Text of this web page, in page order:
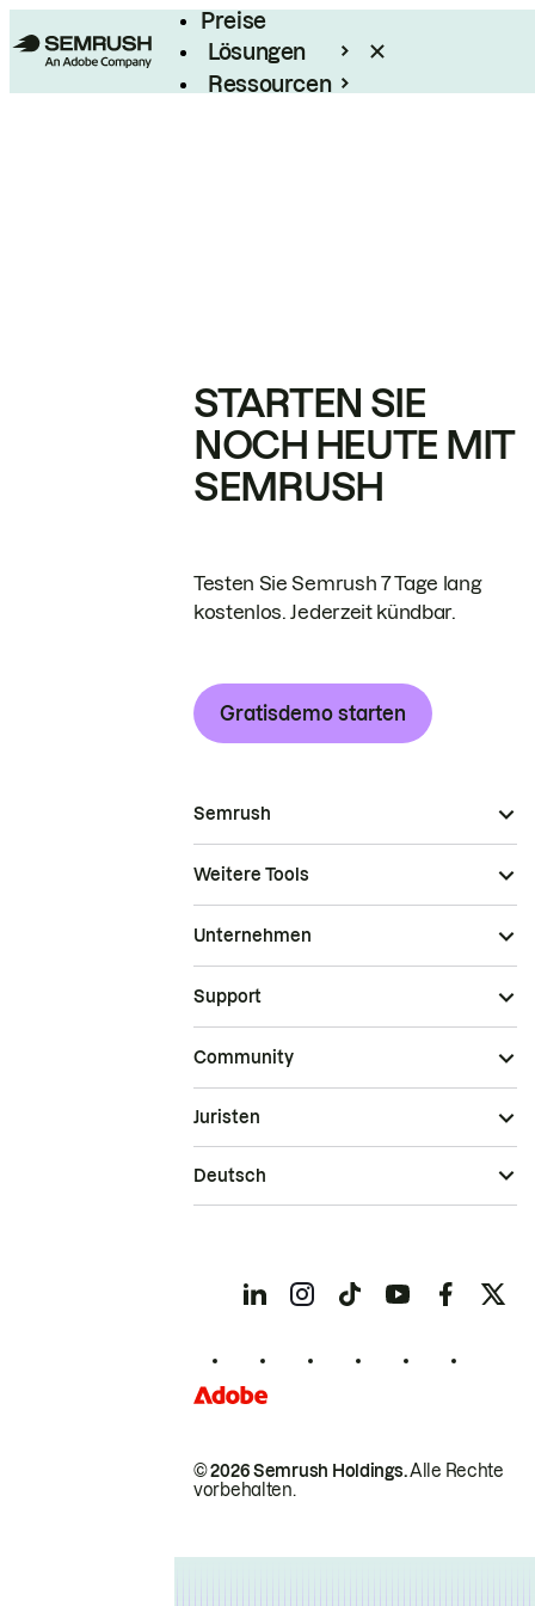
Preise
Lösungen
Ressourcen
STARTEN SIE
NOCH HEUTE MIT
SEMRUSH
Testen Sie Semrush 7 Tage lang
kostenlos. Jederzeit kündbar.
Gratisdemo starten
Semrush
Weitere Tools
Unternehmen
Support
Community
© 2026 Semrush Holdings.Alle Rechte
vorbehalten.
Juristen
Deutsch